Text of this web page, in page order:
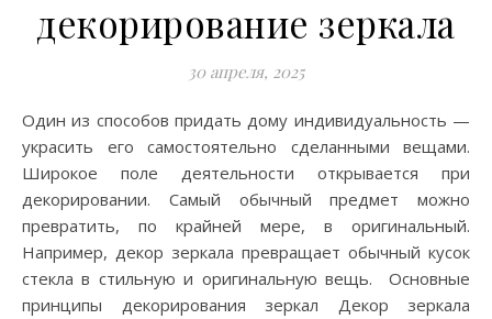
декорирование зеркала
30 апреля, 2025
Один из способов придать дому индивидуальность —
украсить его самостоятельно сделанными вещами.
Широкое поле деятельности открывается при
декорировании. Самый обычный предмет можно
превратить, по крайней мере, в оригинальный.
Например, декор зеркала превращает обычный кусок
стекла в стильную и оригинальную вещь. Основные
принципы декорирования зеркал Декор зеркала